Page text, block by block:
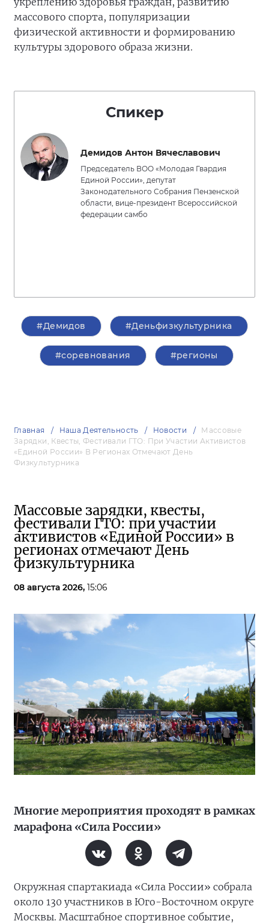
массового спорта, популяризации
физической активности и формированию
культуры здорового образа жизни.
Спикер
Демидов Антон Вячеславович
Председатель ВОО «Молодая Гвардия
Единой России», депутат
Законодательного Собрания Пензенской
области, вице-президент Всероссийской
федерации самбо
#Демидов #Деньфизкультурника
#соревнования #регионы
Главная Наша Деятельность Новости
Массовые
Зарядки, Квесты, Фестивали ГТО: При Участии Активистов
«Единой России» В Регионах Отмечают День
Физкультурника
Массовые зарядки, квесты,
фестивали ГТО: при участии
активистов «Единой России» в
регионах отмечают День
физкультурника
08 августа 2026, 15:06
Многие мероприятия проходят в рамках
марафона «Сила России»
Окружная спартакиада «Сила России» собрала
около 130 участников в Юго-Восточном округе
Москвы. Масштабное спортивное событие,